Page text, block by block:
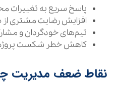
پاسخ سریع به تغییرات
افزایش رضایت مشتری
تیم‌های خودگردان و
کاهش خطر شکست پروژه
نقاط ضعف مدیریت